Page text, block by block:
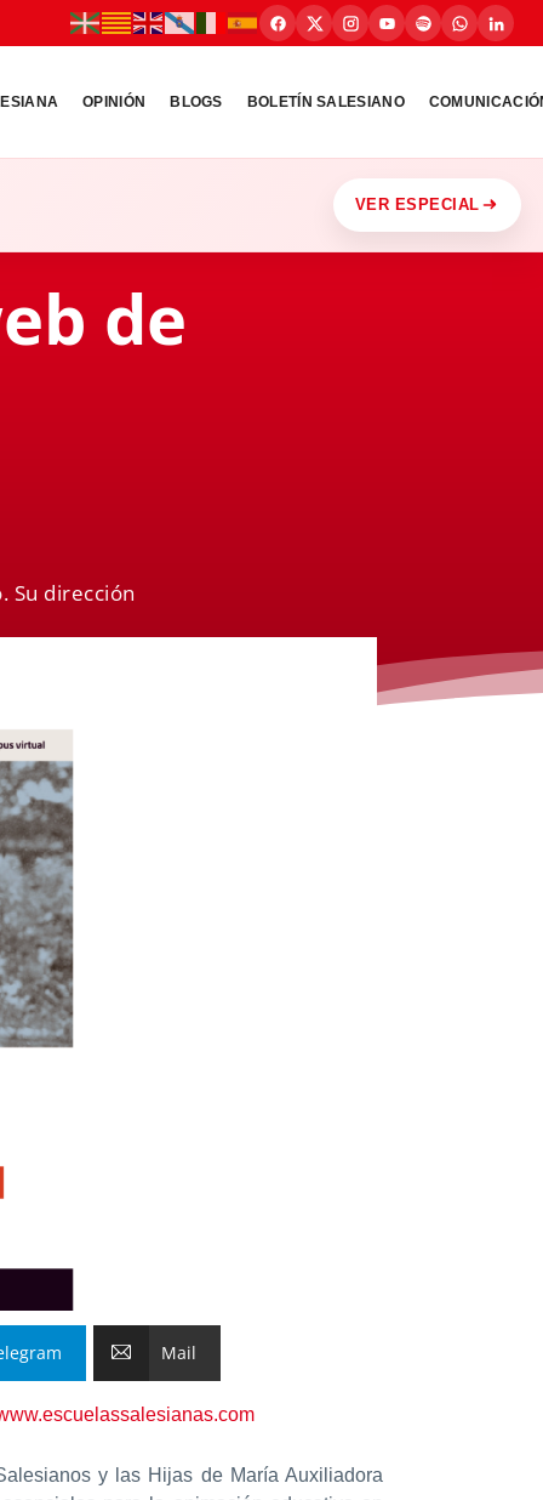
OPINIÓN BLOGS BOLETÍN SALESIANO
VER ESPECIAL
de
Su dirección
Mail
y las Hijas de María Auxiliadora